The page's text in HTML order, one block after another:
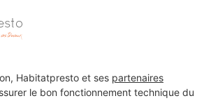
Habitatpresto et ses partenaires
le bon fonctionnement technique du
Légal
Charte cookies